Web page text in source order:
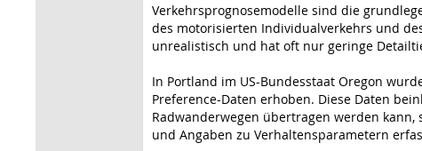
Verkehrsprognosemodelle sind die
des motorisierten Individualverkehrs und
unrealistisch und hat oft nur geringe
In Portland im US-Bundesstaat Oregon
Preference-Daten erhoben. Diese Daten
Radwanderwegen übertragen werden
und Angaben zu Verhaltensparametern